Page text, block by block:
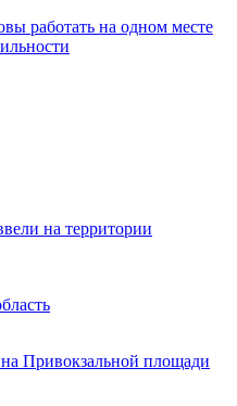
работать на одном месте
на территории
Привокзальной площади